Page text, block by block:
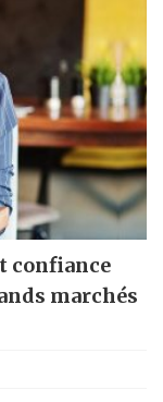
confiance
marchés